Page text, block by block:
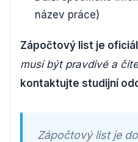
název práce)
Zápočtový list je
musí být pravdivé a
kontaktujte studijní
Zápočtový list je